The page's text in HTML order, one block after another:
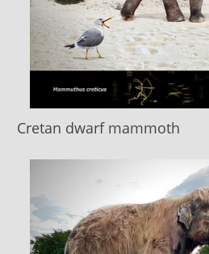
Cretan dwarf mammoth